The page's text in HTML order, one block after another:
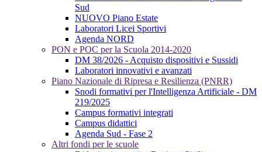
Sud
NUOVO Piano Estate
Laboratori Licei Sportivi
Agenda NORD
PON e POC per la Scuola 2014-2020
DM 38/2026 - Acquisto dispositivi e Sussidi
Laboratori innovativi e avanzati
Piano Nazionale di Ripresa e Resilienza (PNRR)
Snodi formativi per l'Intelligenza Artificiale - DM
219/2025
Campus formativi integrati
Campus didattici
Agenda Sud - Fase 2
Altri fondi per le scuole